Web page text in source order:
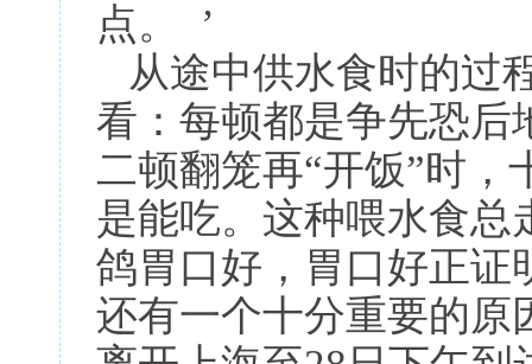
点。 ’
从途中供水食时的过
看：每顿都是争先恐后
二顿翻笼再“开饭”时，
是能吃。这种喂水食总
鸽胃口好，胃口好正证
还有一个十分重要的原